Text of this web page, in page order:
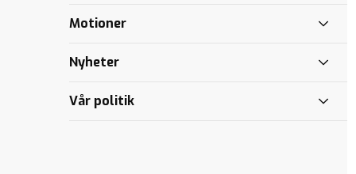
Motioner
Nyheter
korsningar
Elisabet får
19/2 kl
Vår politik
Vad vill KD
Vaggeryd?
vindkraftverk